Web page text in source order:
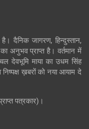
दैनिक जागरण, हिन्दुस्तान,
अनुभव प्राप्त है। वर्तमान में
देवभूमि माया का उधम सिंह
ख़बरों को नया आयाम दे
पत्रकार)।